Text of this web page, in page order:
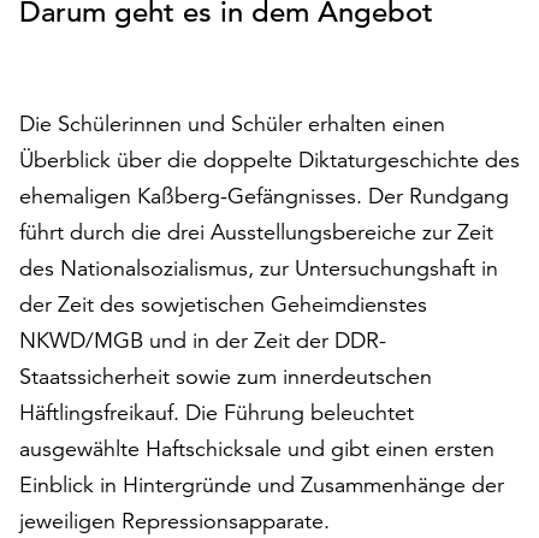
auf
alle
Cookies
zu
akzeptieren.
Sie
können
Ihr
Einverständnis
jederzeit
ändern
und
widerrufen.
Dafür
steht
Ihnen
Darum geht es in dem Angebot
Die Schülerinnen und Schüler erhalten einen
Überblick über die doppelte Diktaturgeschichte des
ehemaligen Kaßberg-Gefängnisses. Der Rundgang
führt durch die drei Ausstellungsbereiche zur Zeit
des Nationalsozialismus, zur Untersuchungshaft in
der Zeit des sowjetischen Geheimdienstes
NKWD/MGB und in der Zeit der DDR-
Staatssicherheit sowie zum innerdeutschen
Häftlingsfreikauf. Die Führung beleuchtet
ausgewählte Haftschicksale und gibt einen ersten
Einblick in Hintergründe und Zusammenhänge der
jeweiligen Repressionsapparate.